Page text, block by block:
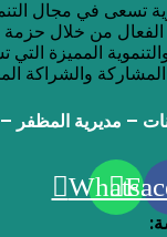
تسعى في مجال
الفعال من خلال حزمة
والتنموية المميزة
والشراكة
– مديرية المظفر